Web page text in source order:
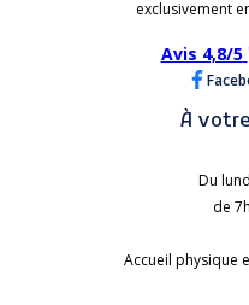
exclusivement
Avis 4,8/5
À
Du
de
Accueil physique